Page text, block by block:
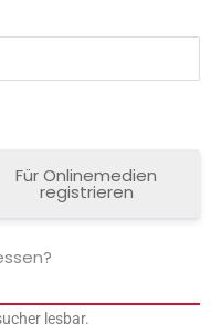
Für Onlinemedien
registrieren
lesbar.